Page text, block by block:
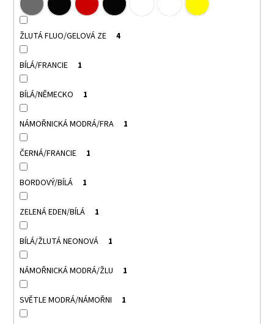
ŽLUTÁ FLUO/GELOVÁ ZE 4
BÍLÁ/FRANCIE 1
BÍLÁ/NĚMECKO 1
NÁMOŘNICKÁ MODRÁ/FRA 1
ČERNÁ/FRANCIE 1
BORDOVÝ/BÍLÁ 1
ZELENÁ EDEN/BÍLÁ 1
BÍLÁ/ŽLUTÁ NEONOVÁ 1
NÁMOŘNICKÁ MODRÁ/ŽLU 1
SVĚTLE MODRÁ/NÁMOŘNI 1